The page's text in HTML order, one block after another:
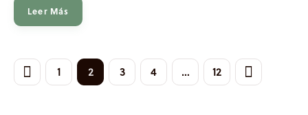
Leer Más
1 2 3 4 … 12
>